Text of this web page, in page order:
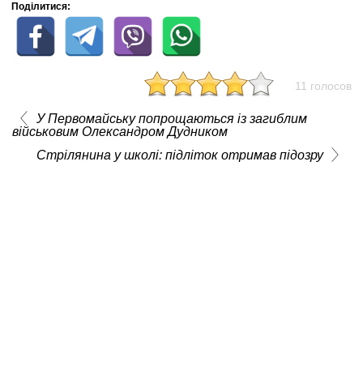
Поділитися:
11 голосов
У Первомайську попрощаються із загиблим
військовим Олександром Дудником
Стрілянина у школі: підліток отримав підозру